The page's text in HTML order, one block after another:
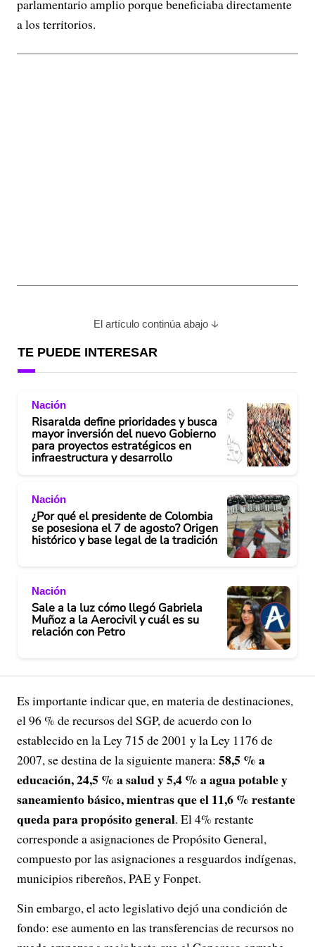
parlamentario amplio porque beneficiaba directamente
a los territorios.
El artículo continúa abajo
TE PUEDE INTERESAR
Nación
Risaralda define prioridades y busca
mayor inversión del nuevo Gobierno
para proyectos estratégicos en
infraestructura y desarrollo
Nación
¿Por qué el presidente de Colombia
se posesiona el 7 de agosto? Origen
histórico y base legal de la tradición
Nación
Sale a la luz cómo llegó Gabriela
Muñoz a la Aerocivil y cuál es su
relación con Petro
Es importante indicar que, en materia de destinaciones,
el 96 % de recursos del SGP, de acuerdo con lo
establecido en la Ley 715 de 2001 y la Ley 1176 de
2007, se destina de la siguiente manera: 58,5 % a
educación, 24,5 % a salud y 5,4 % a agua potable y
saneamiento básico, mientras que el 11,6 % restante
queda para propósito general. El 4% restante
corresponde a asignaciones de Propósito General,
compuesto por las asignaciones a resguardos indígenas,
municipios ribereños, PAE y Fonpet.
Sin embargo, el acto legislativo dejó una condición de
fondo: ese aumento en las transferencias de recursos no